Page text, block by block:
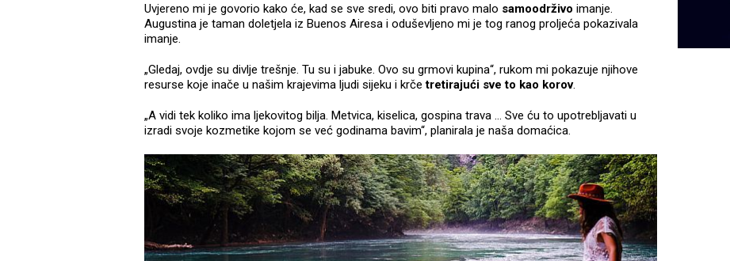
Uvjereno mi je govorio kako će, kad se sve sredi, ovo biti pravo malo samoodrživo imanje.
Augustina je taman doletjela iz Buenos Airesa i oduševljeno mi je tog ranog proljeća pokazivala
imanje.
„Gledaj, ovdje su divlje trešnje. Tu su i jabuke. Ovo su grmovi kupina“, rukom mi pokazuje njihove
resurse koje inače u našim krajevima ljudi sijeku i krče tretirajući sve to kao korov.
„A vidi tek koliko ima ljekovitog bilja. Metvica, kiselica, gospina trava ... Sve ću to upotrebljavati u
izradi svoje kozmetike kojom se već godinama bavim“, planirala je naša domaćica.